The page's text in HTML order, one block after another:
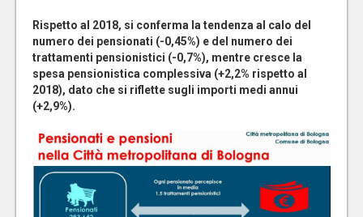
Rispetto al 2018, si conferma la tendenza al calo del
numero dei pensionati (-0,45%) e del numero dei
trattamenti pensionistici (-0,7%), mentre cresce la
spesa pensionistica complessiva (+2,2% rispetto al
2018), dato che si riflette sugli importi medi annui
(+2,9%).